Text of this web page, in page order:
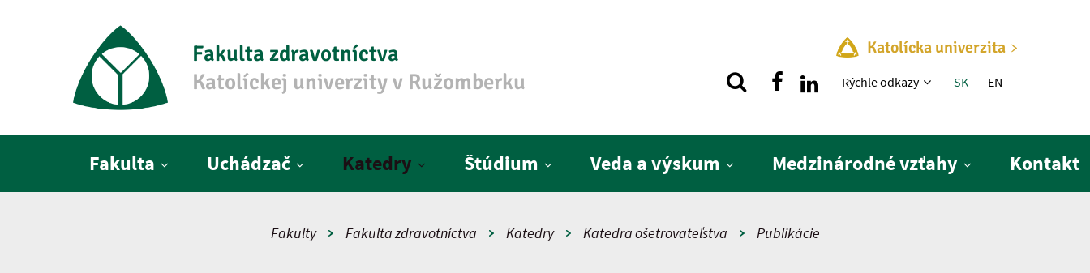
Fakulta zdravotníctva
Katolíckej univerzity v Ružomberku
Katolícka univerzita
Rýchle menu
Rýchle odkazy SK EN
Fakulta Uchádzač Katedry Štúdium Veda a výskum Medzinárodné vzťahy Kontakt
Fakulty Fakulta zdravotníctva Katedry Katedra ošetrovateľstva Publikácie